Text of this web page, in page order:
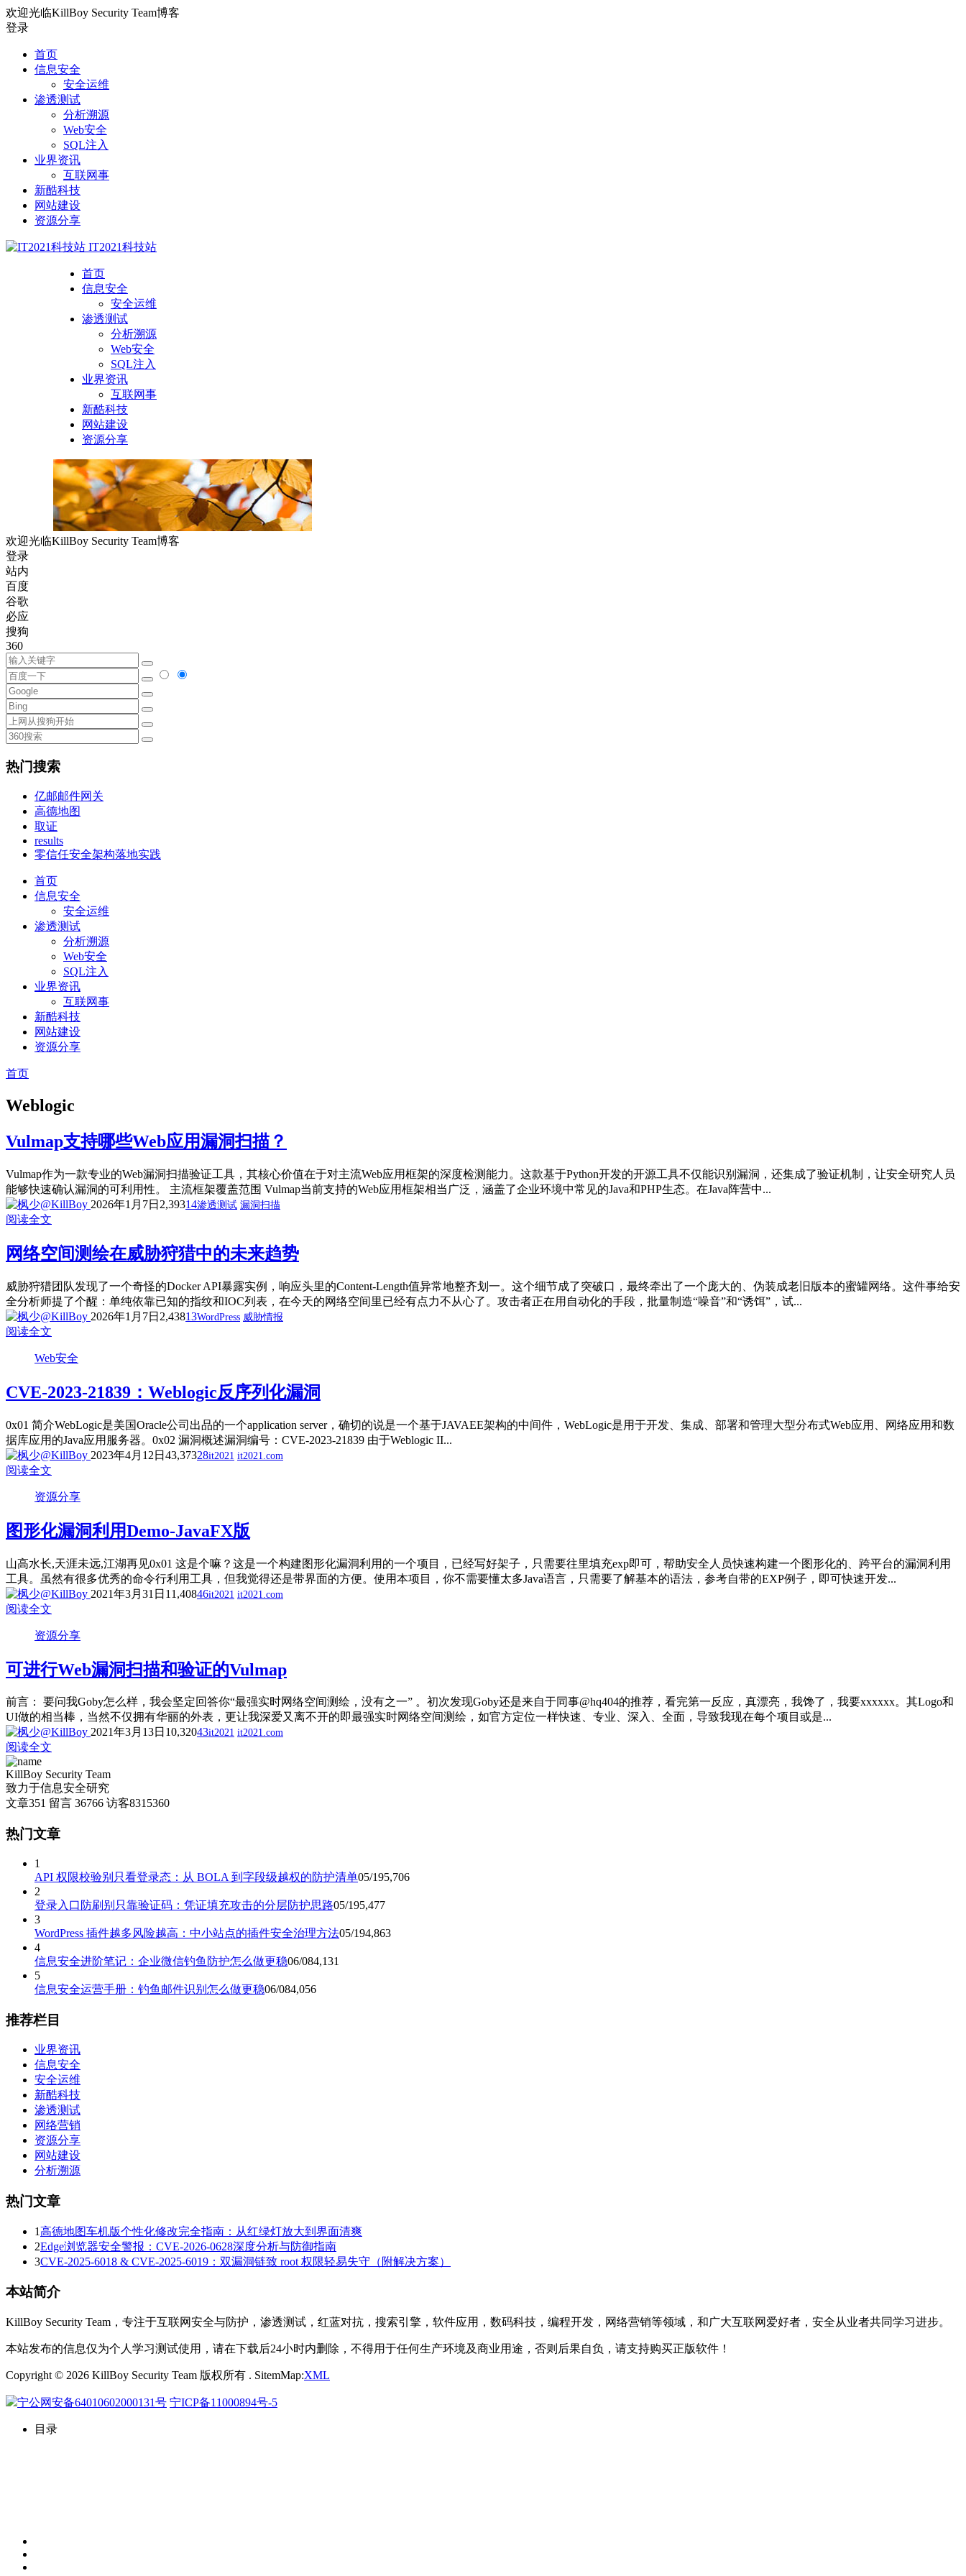
欢迎光临KillBoy Security Team博客
登录
首页
信息安全
安全运维
渗透测试
分析溯源
Web安全
SQL注入
业界资讯
互联网事
新酷科技
网站建设
资源分享
IT2021科技站
首页
信息安全
安全运维
渗透测试
分析溯源
Web安全
SQL注入
业界资讯
互联网事
新酷科技
网站建设
资源分享
欢迎光临KillBoy Security Team博客
登录
站内
百度
谷歌
必应
搜狗
360
热门搜索
亿邮邮件网关
高德地图
取证
results
零信任安全架构落地实践
首页
信息安全
安全运维
渗透测试
分析溯源
Web安全
SQL注入
业界资讯
互联网事
新酷科技
网站建设
资源分享
首页
Weblogic
Vulmap支持哪些Web应用漏洞扫描？
Vulmap作为一款专业的Web漏洞扫描验证工具，其核心价值在于对主流Web应用框架的深度检测能力。这款基于Python开发的开源工具不仅能识别漏洞，还集成了验证机制，让安全研究人员
能够快速确认漏洞的可利用性。 主流框架覆盖范围 Vulmap当前支持的Web应用框架相当广泛，涵盖了企业环境中常见的Java和PHP生态。在Java阵营中...
2026年1月7日 2,39314渗透测试 漏洞扫描
阅读全文
网络空间测绘在威胁狩猎中的未来趋势
威胁狩猎团队发现了一个奇怪的Docker API暴露实例，响应头里的Content-Length值异常地整齐划一。这个细节成了突破口，最终牵出了一个庞大的、伪装成老旧版本的蜜罐网络。这件事给安
全分析师提了个醒：单纯依靠已知的指纹和IOC列表，在今天的网络空间里已经有点力不从心了。攻击者正在用自动化的手段，批量制造“噪音”和“诱饵”，试...
2026年1月7日 2,43813WordPress 威胁情报
阅读全文
Web安全
CVE-2023-21839：Weblogic反序列化漏洞
0x01 简介WebLogic是美国Oracle公司出品的一个application server，确切的说是一个基于JAVAEE架构的中间件，WebLogic是用于开发、集成、部署和管理大型分布式Web应用、网络应用和数
据库应用的Java应用服务器。0x02 漏洞概述漏洞编号：CVE-2023-21839 由于Weblogic II...
2023年4月12日 43,37328it2021 it2021.com
阅读全文
资源分享
图形化漏洞利用Demo-JavaFX版
山高水长,天涯未远,江湖再见0x01 这是个嘛？这是一个构建图形化漏洞利用的一个项目，已经写好架子，只需要往里填充exp即可，帮助安全人员快速构建一个图形化的、跨平台的漏洞利用
工具。虽然有很多优秀的命令行利用工具，但我觉得还是带界面的方便。使用本项目，你不需要懂太多Java语言，只需要了解基本的语法，参考自带的EXP例子，即可快速开发...
2021年3月31日 11,40846it2021 it2021.com
阅读全文
资源分享
可进行Web漏洞扫描和验证的Vulmap
前言： 要问我Goby怎么样，我会坚定回答你“最强实时网络空间测绘，没有之一” 。初次发现Goby还是来自于同事@hq404的推荐，看完第一反应，真漂亮，我馋了，我要xxxxxx。其Logo和
UI做的相当棒，当然不仅拥有华丽的外表，更让我深爱又离不开的即最强实时网络空间测绘，如官方定位一样快速、专业、深入、全面，导致我现在每个项目或是...
2021年3月13日 10,32043it2021 it2021.com
阅读全文
KillBoy Security Team
致力于信息安全研究
文章351 留言 36766 访客8315360
热门文章
1
API 权限校验别只看登录态：从 BOLA 到字段级越权的防护清单05/195,706
2
登录入口防刷别只靠验证码：凭证填充攻击的分层防护思路05/195,477
3
WordPress 插件越多风险越高：中小站点的插件安全治理方法05/194,863
4
信息安全进阶笔记：企业微信钓鱼防护怎么做更稳06/084,131
5
信息安全运营手册：钓鱼邮件识别怎么做更稳06/084,056
推荐栏目
业界资讯
信息安全
安全运维
新酷科技
渗透测试
网络营销
资源分享
网站建设
分析溯源
热门文章
1高德地图车机版个性化修改完全指南：从红绿灯放大到界面清爽
2Edge浏览器安全警报：CVE-2026-0628深度分析与防御指南
3CVE-2025-6018 & CVE-2025-6019：双漏洞链致 root 权限轻易失守（附解决方案）
本站简介
KillBoy Security Team，专注于互联网安全与防护，渗透测试，红蓝对抗，搜索引擎，软件应用，数码科技，编程开发，网络营销等领域，和广大互联网爱好者，安全从业者共同学习进步。
本站发布的信息仅为个人学习测试使用，请在下载后24小时内删除，不得用于任何生产环境及商业用途，否则后果自负，请支持购买正版软件！
Copyright © 2026 KillBoy Security Team 版权所有 . SitemMap:XML
宁公网安备64010602000131号 宁ICP备11000894号-5
目录